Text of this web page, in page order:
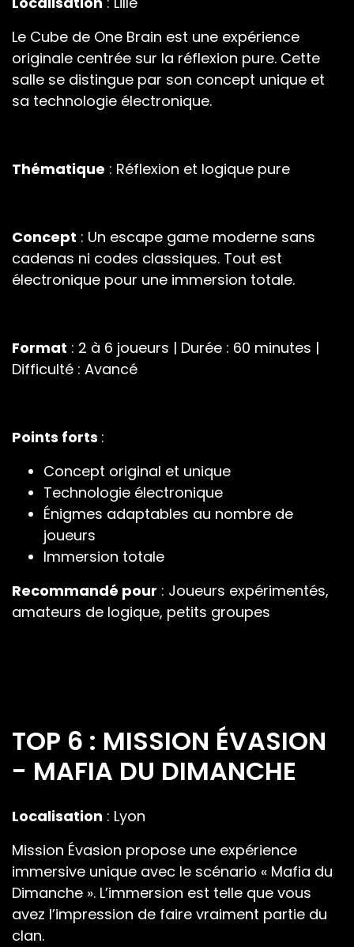
Le Cube de One Brain est une expérience
originale centrée sur la réflexion pure. Cette
salle se distingue par son concept unique et
sa technologie électronique.
Thématique : Réflexion et logique pure
Concept : Un escape game moderne sans
cadenas ni codes classiques. Tout est
électronique pour une immersion totale.
Format : 2 à 6 joueurs | Durée : 60 minutes |
Difficulté : Avancé
Points forts :
Concept original et unique
Technologie électronique
Énigmes adaptables au nombre de
joueurs
Immersion totale
Recommandé pour : Joueurs expérimentés,
amateurs de logique, petits groupes
TOP 6 : MISSION ÉVASION
- MAFIA DU DIMANCHE
Localisation : Lyon
Mission Évasion propose une expérience
immersive unique avec le scénario « Mafia du
Dimanche ». L’immersion est telle que vous
avez l’impression de faire vraiment partie du
clan.